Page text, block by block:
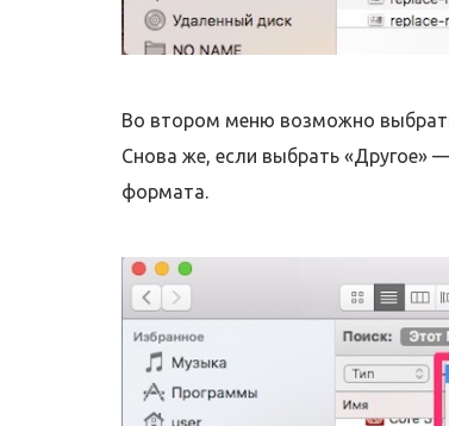
Во втором меню возможно
Снова же, если выбрать «Другое»
формата.